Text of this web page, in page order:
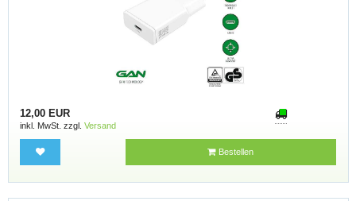
12,00 EUR
inkl. MwSt. zzgl. Versand
Bestellen